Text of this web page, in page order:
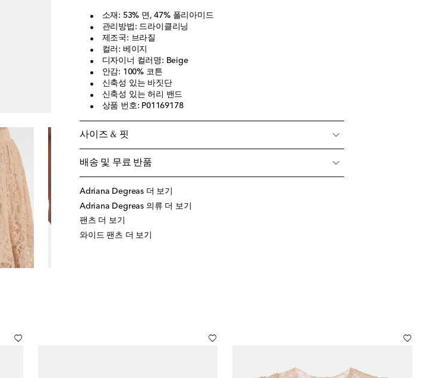
소재: 53% 면, 47% 폴리아미드
관리방법: 드라이클리닝
제조국: 브라질
컬러: 베이지
디자이너 컬러명: Beige
안감: 100% 코튼
신축성 있는 바짓단
신축성 있는 허리 밴드
상품 번호: P01169178
사이즈 & 핏
배송 및 무료 반품
Adriana Degreas 더 보기
Adriana Degreas 의류 더 보기
팬츠 더 보기
와이드 팬츠 더 보기